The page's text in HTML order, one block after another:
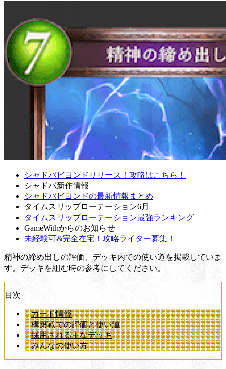
シャドバビヨンドリリース！攻略はこちら！
シャドバ新作情報
シャドバビヨンドの最新情報まとめ
タイムスリップローテーション6月
タイムスリップローテーション最強ランキング
GameWithからのお知らせ
未経験可&完全在宅！攻略ライター募集！
精神の締め出しの評価、デッキ内での使い道を掲載していま
す。デッキを組む時の参考にしてください。
目次
カード情報
構築戦での評価と使い道
採用される主なデッキ
みんなの使い方